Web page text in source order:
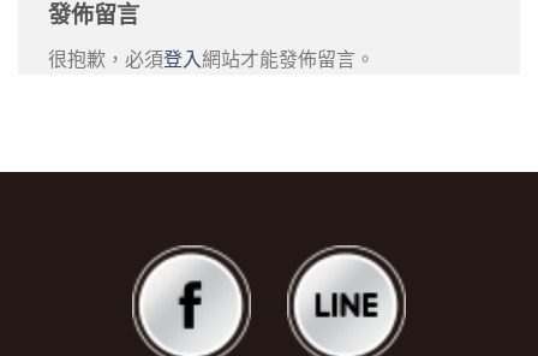
發佈留言
很抱歉，必須登入網站才能發佈留言。